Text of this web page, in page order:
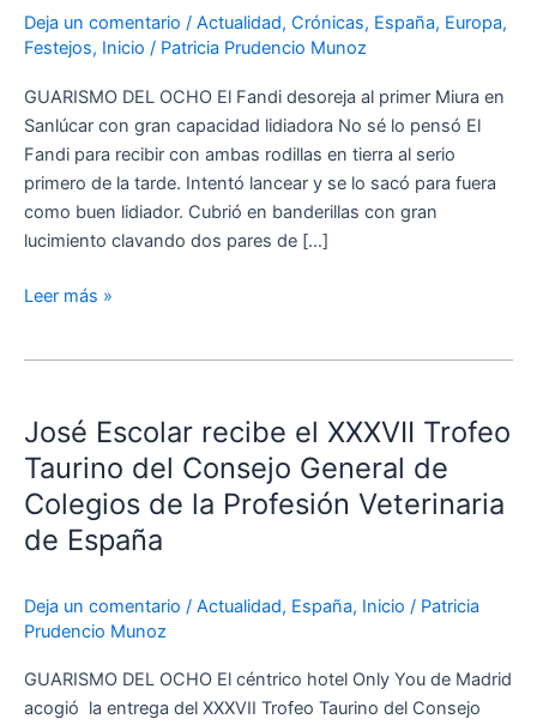
Deja un comentario / Actualidad, Crónicas, España, Europa,
Festejos, Inicio / Patricia Prudencio Munoz
GUARISMO DEL OCHO El Fandi desoreja al primer Miura en
Sanlúcar con gran capacidad lidiadora No sé lo pensó El
Fandi para recibir con ambas rodillas en tierra al serio
primero de la tarde. Intentó lancear y se lo sacó para fuera
como buen lidiador. Cubrió en banderillas con gran
lucimiento clavando dos pares de […]
una
exigente
Miurada
en
la
VII
Magallánica
Leer más »
José Escolar recibe el XXXVII Trofeo
Taurino del Consejo General de
Colegios de la Profesión Veterinaria
de España
Deja un comentario / Actualidad, España, Inicio / Patricia
Prudencio Munoz
GUARISMO DEL OCHO El céntrico hotel Only You de Madrid
acogió la entrega del XXXVII Trofeo Taurino del Consejo
recibe
el
XXXVII
Trofeo
Taurino
Consejo
General
Colegios
de